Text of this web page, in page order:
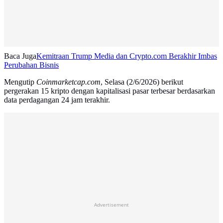
Baca JugaKemitraan Trump Media dan Crypto.com Berakhir Imbas
Perubahan Bisnis
Mengutip Coinmarketcap.com, Selasa (2/6/2026) berikut
pergerakan 15 kripto dengan kapitalisasi pasar terbesar berdasarkan
data perdagangan 24 jam terakhir.
Advertisement